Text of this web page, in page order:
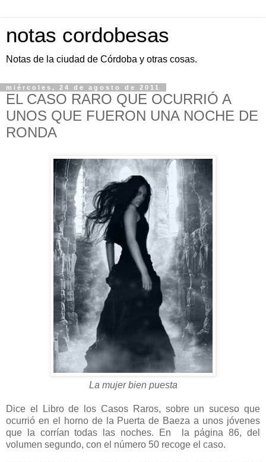
notas cordobesas
Notas de la ciudad de Córdoba y otras cosas.
miércoles, 24 de agosto de 2011
EL CASO RARO QUE OCURRIÓ A
UNOS QUE FUERON UNA NOCHE DE
RONDA
La mujer bien puesta
Dice el Libro de los Casos Raros, sobre un suceso que
ocurrió en el horno de la Puerta de Baeza a unos jóvenes
que la corrían todas las noches. En la página 86, del
volumen segundo, con el número 50 recoge el caso.